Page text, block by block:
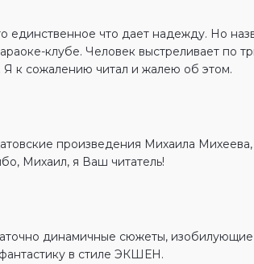
что дает надежду. Но
клубе. Человек выстреливает по
Я к сожалению читал и жалею об этом.
произведения Михаила Михеева,
Михаил, я Ваш читатель!
динамичные сюжеты,
в стиле ЭКШЕН.